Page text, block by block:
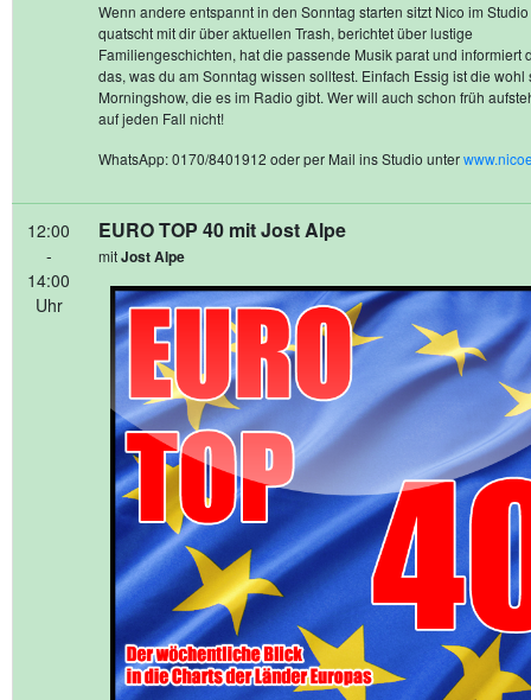
Wenn andere entspannt in den Sonntag starten sitzt Nico im
quatscht mit dir über aktuellen Trash, berichtet über lustige
Familiengeschichten, hat die passende Musik parat und informiert
das, was du am Sonntag wissen solltest. Einfach Essig ist die wohl
Morningshow, die es im Radio gibt. Wer will auch schon früh
auf jeden Fall nicht!
WhatsApp: 0170/8401912 oder per Mail ins Studio unter
12:00
-
14:00
Uhr
EURO TOP 40 mit Jost Alpe
mitJost Alpe